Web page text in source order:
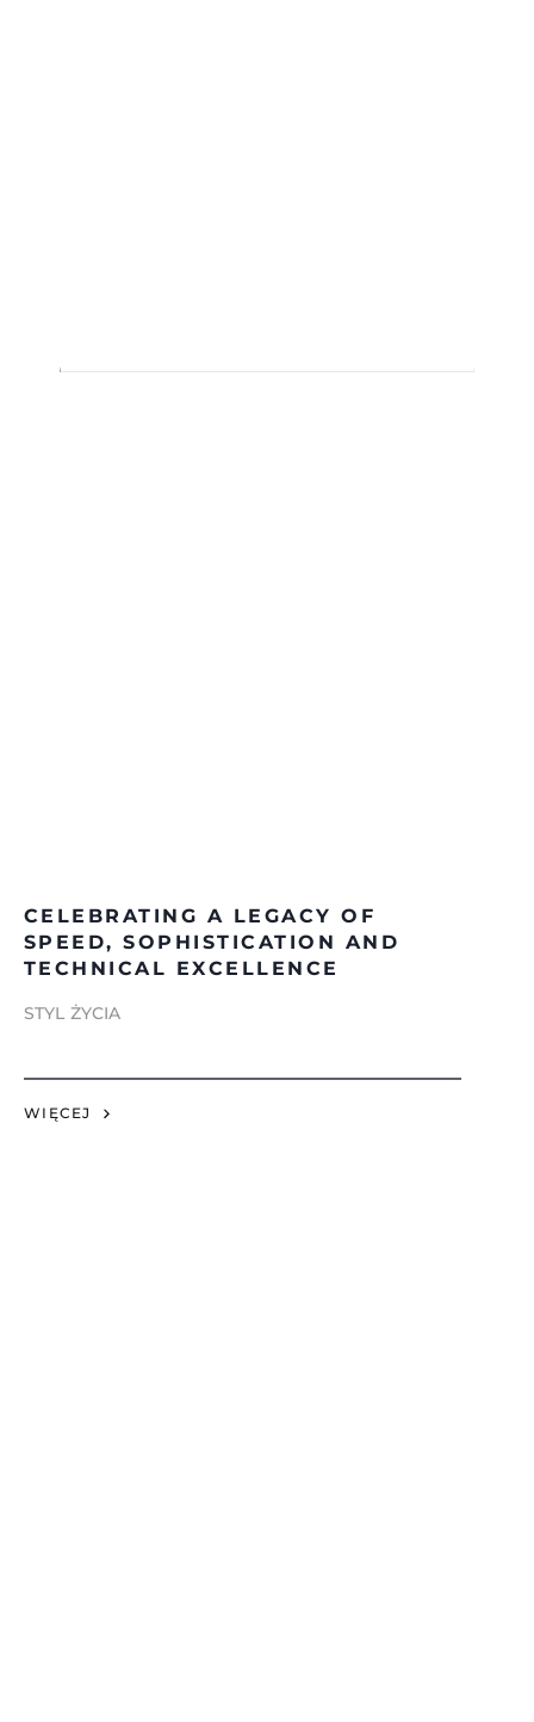
CELEBRATING A LEGACY OF
SPEED, SOPHISTICATION AND
TECHNICAL EXCELLENCE
STYL ŻYCIA
WIĘCEJ